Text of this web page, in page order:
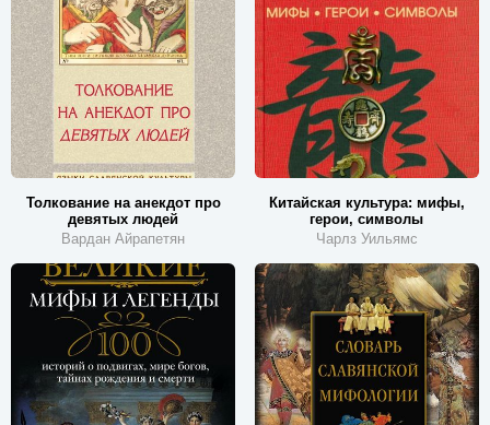
Толкование на анекдот про
девятых людей
Вардан Айрапетян
Китайская культура: мифы,
герои, символы
Чарлз Уильямс